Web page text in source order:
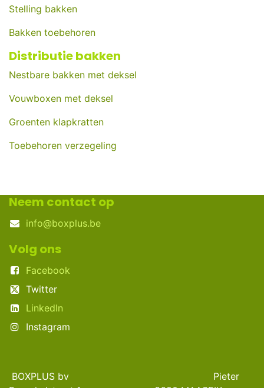
Stelling bakken
Bakken toebehoren
Distributie bakken
Nestbare bakken met deksel
Vouwboxen met deksel
Groenten klapkratten
Toebehoren verzegeling
Neem contact op
info@boxplus.be
Volg ons
Facebook
Twitter
LinkedIn
Instagram
BOXPLUS bv Pieter